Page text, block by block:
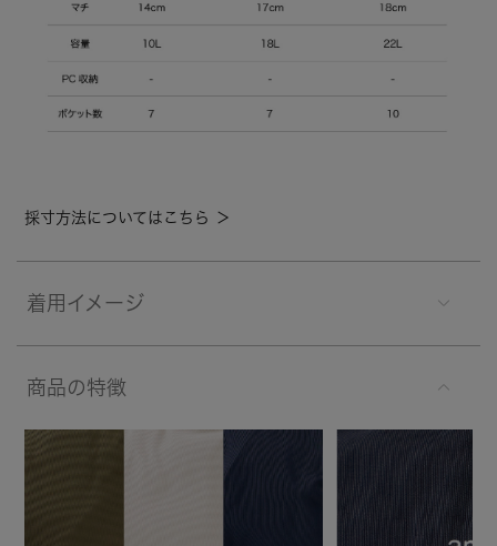
採寸方法についてはこちら ＞
着用イメージ
商品の特徴